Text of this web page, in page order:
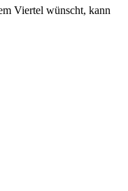
Viertel wünscht, kann